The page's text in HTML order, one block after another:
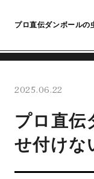
プロ直伝ダンボールの
2025.06.22
プロ直伝
せ付けな